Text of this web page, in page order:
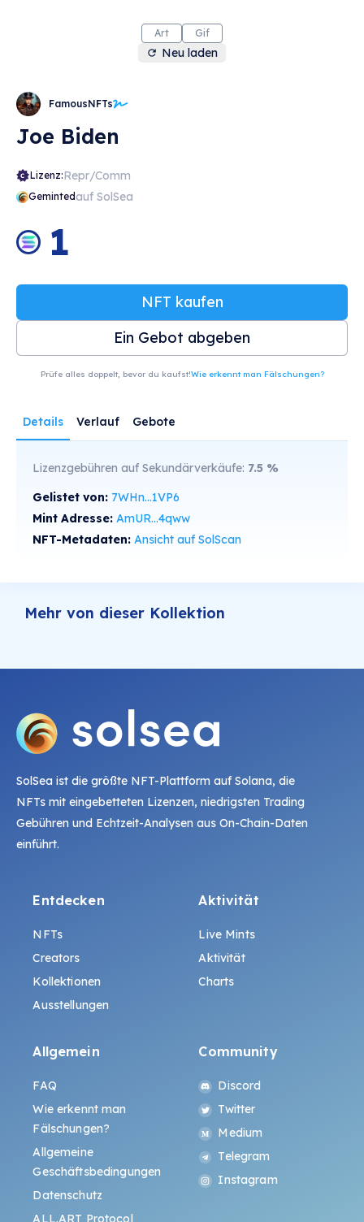
Art Gif
Neu laden
FamousNFTs
Joe Biden
Lizenz:Repr/Comm
Gemintedauf SolSea
1
NFT kaufen
Ein Gebot abgeben
Prüfe alles doppelt, bevor du kaufst!Wie erkennt man Fälschungen?
Details Verlauf Gebote
Lizenzgebühren auf Sekundärverkäufe: 7.5 %
Gelistet von: 7WHn...1VP6
Mint Adresse: AmUR...4qww
NFT-Metadaten: Ansicht auf SolScan
Mehr von dieser Kollektion
SolSea ist die größte NFT-Plattform auf Solana, die
NFTs mit eingebetteten Lizenzen, niedrigsten Trading
Gebühren und Echtzeit-Analysen aus On-Chain-Daten
einführt.
Entdecken
NFTs
Creators
Kollektionen
Ausstellungen
Aktivität
Live Mints
Aktivität
Charts
Allgemein
FAQ
Wie erkennt man
Fälschungen?
Allgemeine
Geschäftsbedingungen
Datenschutz
ALL.ART Protocol
Community
Discord
Twitter
Medium
Telegram
Instagram